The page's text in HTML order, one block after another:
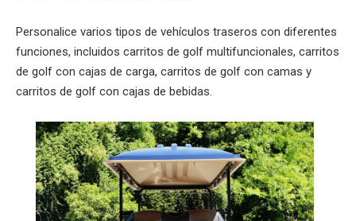
Personalice varios tipos de vehículos traseros con diferentes
funciones, incluidos carritos de golf multifuncionales, carritos
de golf con cajas de carga, carritos de golf con camas y
carritos de golf con cajas de bebidas.